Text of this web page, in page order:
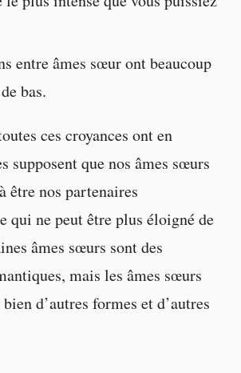
entre âmes sœur ont beaucoup
bas.
ces croyances ont en
supposent que nos âmes sœurs
être nos partenaires
qui ne peut être plus éloigné de
âmes sœurs sont des
mais les âmes sœurs
d’autres formes et d’autres